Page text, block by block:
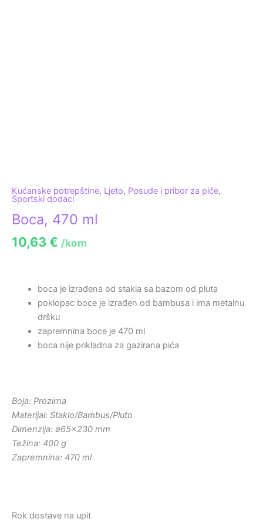
Kućanske potrepštine, Ljeto, Posude i pribor za piće,
Sportski dodaci
Boca, 470 ml
10,63€ /kom
boca je izrađena od stakla sa bazom od pluta
poklopac boce je izrađen od bambusa i ima metalnu
dršku
zapremnina boce je 470 ml
boca nije prikladna za gazirana pića
Boja: Prozirna
Materijal: Staklo/Bambus/Pluto
Dimenzija: ø65×230 mm
Težina: 400 g
Zapremnina: 470 ml
Rok dostave na upit